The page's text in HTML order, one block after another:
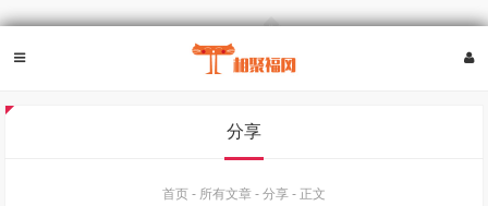
分享
首页 - 所有文章 - 分享 - 正文